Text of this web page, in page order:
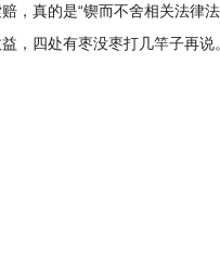
，真的是“锲而不舍相关法律
，四处有枣没枣打几竿子再说。